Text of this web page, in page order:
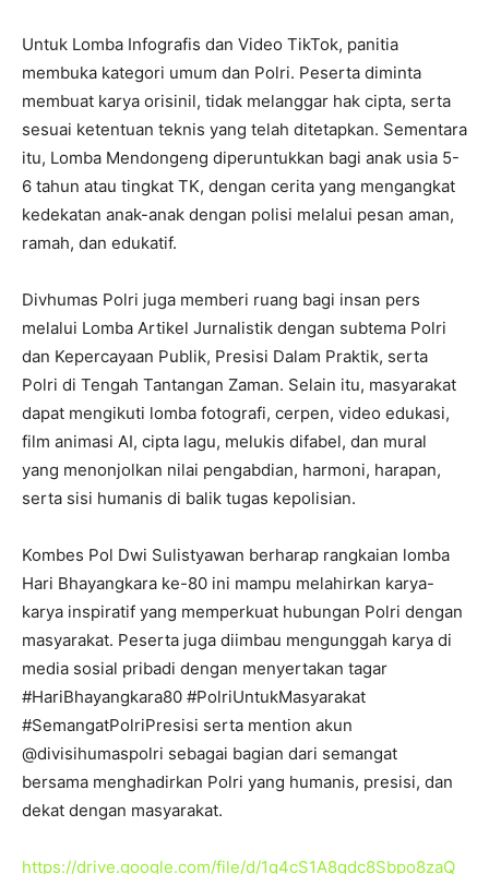
Untuk Lomba Infografis dan Video TikTok, panitia
membuka kategori umum dan Polri. Peserta diminta
membuat karya orisinil, tidak melanggar hak cipta, serta
sesuai ketentuan teknis yang telah ditetapkan. Sementara
itu, Lomba Mendongeng diperuntukkan bagi anak usia 5-
6 tahun atau tingkat TK, dengan cerita yang mengangkat
kedekatan anak-anak dengan polisi melalui pesan aman,
ramah, dan edukatif.
Divhumas Polri juga memberi ruang bagi insan pers
melalui Lomba Artikel Jurnalistik dengan subtema Polri
dan Kepercayaan Publik, Presisi Dalam Praktik, serta
Polri di Tengah Tantangan Zaman. Selain itu, masyarakat
dapat mengikuti lomba fotografi, cerpen, video edukasi,
film animasi AI, cipta lagu, melukis difabel, dan mural
yang menonjolkan nilai pengabdian, harmoni, harapan,
serta sisi humanis di balik tugas kepolisian.
Kombes Pol Dwi Sulistyawan berharap rangkaian lomba
Hari Bhayangkara ke-80 ini mampu melahirkan karya-
karya inspiratif yang memperkuat hubungan Polri dengan
masyarakat. Peserta juga diimbau mengunggah karya di
media sosial pribadi dengan menyertakan tagar
#HariBhayangkara80 #PolriUntukMasyarakat
#SemangatPolriPresisi serta mention akun
@divisihumaspolri sebagai bagian dari semangat
bersama menghadirkan Polri yang humanis, presisi, dan
dekat dengan masyarakat.
https://drive.google.com/file/d/1q4cS1A8qdc8Sbpo8zaQ